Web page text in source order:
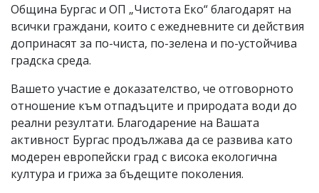
Община Бургас и ОП „Чистота Еко“ благодарят на
всички граждани, които с ежедневните си действия
допринасят за по-чиста, по-зелена и по-устойчива
градска среда.
Вашето участие е доказателство, че отговорното
отношение към отпадъците и природата води до
реални резултати. Благодарение на Вашата
активност Бургас продължава да се развива като
модерен европейски град с висока екологична
култура и грижа за бъдещите поколения.